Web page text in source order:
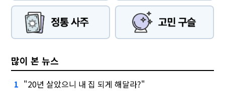
많이 본 뉴스
1 "20년 살았으니 내 집 되게 해달라?"